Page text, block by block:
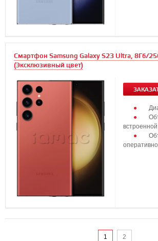
Смартфон Samsung Galaxy S23 Ultra, 8Гб/
(Эксклюзивный цвет)
1 2